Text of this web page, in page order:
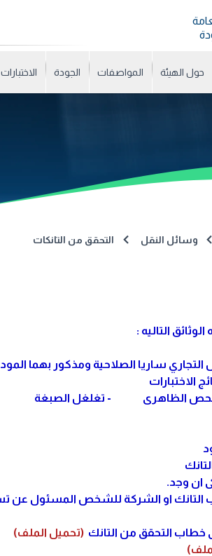
حول الهيئة المواصفات الجودة الاختبارات
وسائل النقل التحقق من التانكات
التاليه :
الظاهرى - تغلغل الصبغة
التحقق من التانك (تحميل الملف)